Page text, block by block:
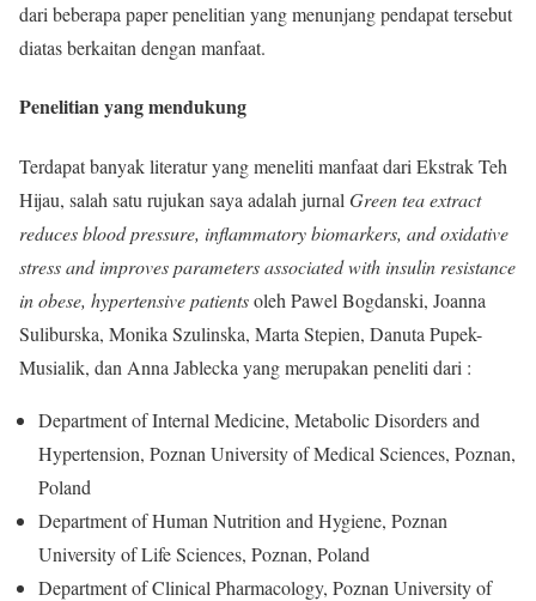
dari beberapa paper penelitian yang menunjang pendapat tersebut
diatas berkaitan dengan manfaat.
Penelitian yang mendukung
Terdapat banyak literatur yang meneliti manfaat dari Ekstrak Teh
Hijau, salah satu rujukan saya adalah jurnal Green tea extract
reduces blood pressure, inflammatory biomarkers, and oxidative
stress and improves parameters associated with insulin resistance
in obese, hypertensive patientsoleh Pawel Bogdanski, Joanna
Suliburska, Monika Szulinska, Marta Stepien, Danuta Pupek-
Musialik, dan Anna Jablecka yang merupakan peneliti dari :
Department of Internal Medicine, Metabolic Disorders and
Hypertension, Poznan University of Medical Sciences, Poznan,
Poland
Department of Human Nutrition and Hygiene, Poznan
University of Life Sciences, Poznan, Poland
Department of Clinical Pharmacology, Poznan University of